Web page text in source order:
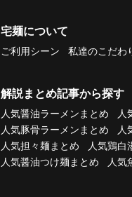
宅麺について
ご利用シーン 私達のこだわ
解説まとめ記事から探す
人気醤油ラーメンまとめ 人
人気豚骨ラーメンまとめ
人
人気担々麺まとめ
人気鶏白
人気醤油つけ麺まとめ
人気